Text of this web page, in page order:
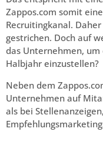
Zappos.com somit
Recruitingkanal.
gestrichen. Doch auf
das Unternehmen,
Halbjahr einzustellen?
Neben dem
Unternehmen auf
als bei